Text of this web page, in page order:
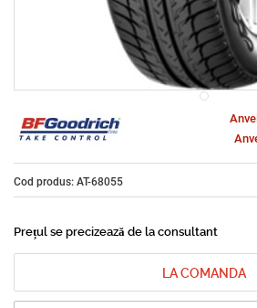
Cod produs: AT-68055
Prețul se precizează de la consultant
LA COMANDA